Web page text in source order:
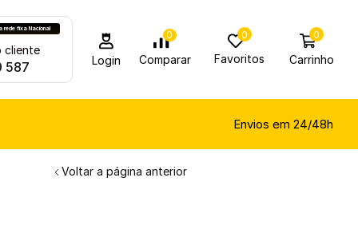
rede fixa Nacional
cliente
587 Login
0
Comparar
0
Favoritos
0
Carrinho
Envios em 24/48h
Voltar a página anterior